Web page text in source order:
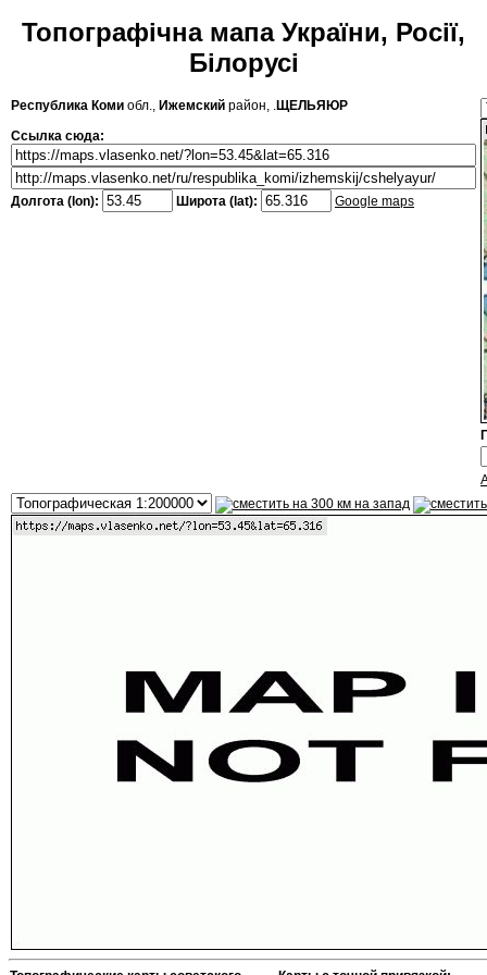
Топографічна мапа України, Росії,
Білорусі
Республика Коми обл., Ижемский район, .ЩЕЛЬЯЮР
Ссылка сюда:
Долгота (lon): Широта (lat): Google maps